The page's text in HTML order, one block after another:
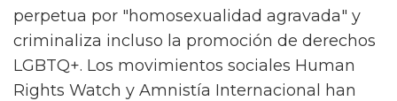
dictaminado de acuerdo con el aparato
reproductor que se tenga, mientras otros solo
consideran aquel con el que se nació
biológicamente. La realidad actual es que